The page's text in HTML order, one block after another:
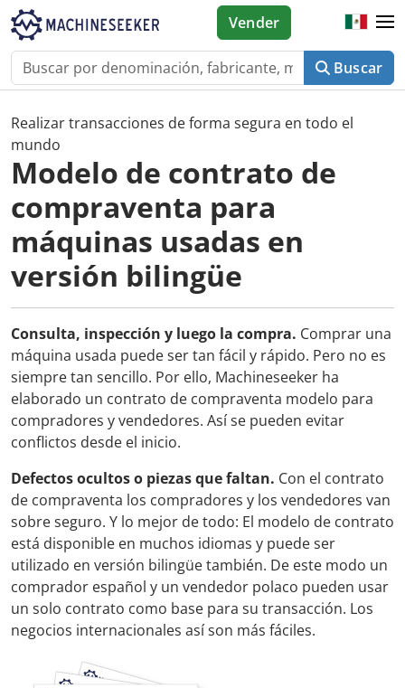
Buscar
Vender
Realizar transacciones de forma segura en todo el
mundo
Modelo de contrato de
compraventa para
máquinas usadas en
versión bilingüe
Consulta, inspección y luego la compra. Comprar una
máquina usada puede ser tan fácil y rápido. Pero no es
siempre tan sencillo. Por ello, Machineseeker ha
elaborado un contrato de compraventa modelo para
compradores y vendedores. Así se pueden evitar
conflictos desde el inicio.
Defectos ocultos o piezas que faltan. Con el contrato
de compraventa los compradores y los vendedores van
sobre seguro. Y lo mejor de todo: El modelo de contrato
está disponible en muchos idiomas y puede ser
utilizado en versión bilingüe también. De este modo un
comprador español y un vendedor polaco pueden usar
un solo contrato como base para su transacción. Los
negocios internacionales así son más fáciles.